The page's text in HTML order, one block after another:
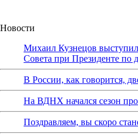
Новости
Михаил Кузнецов
Совета при Президенте по
В России, как говорится,
На ВДНХ начался сезон
Поздравляем, вы скоро